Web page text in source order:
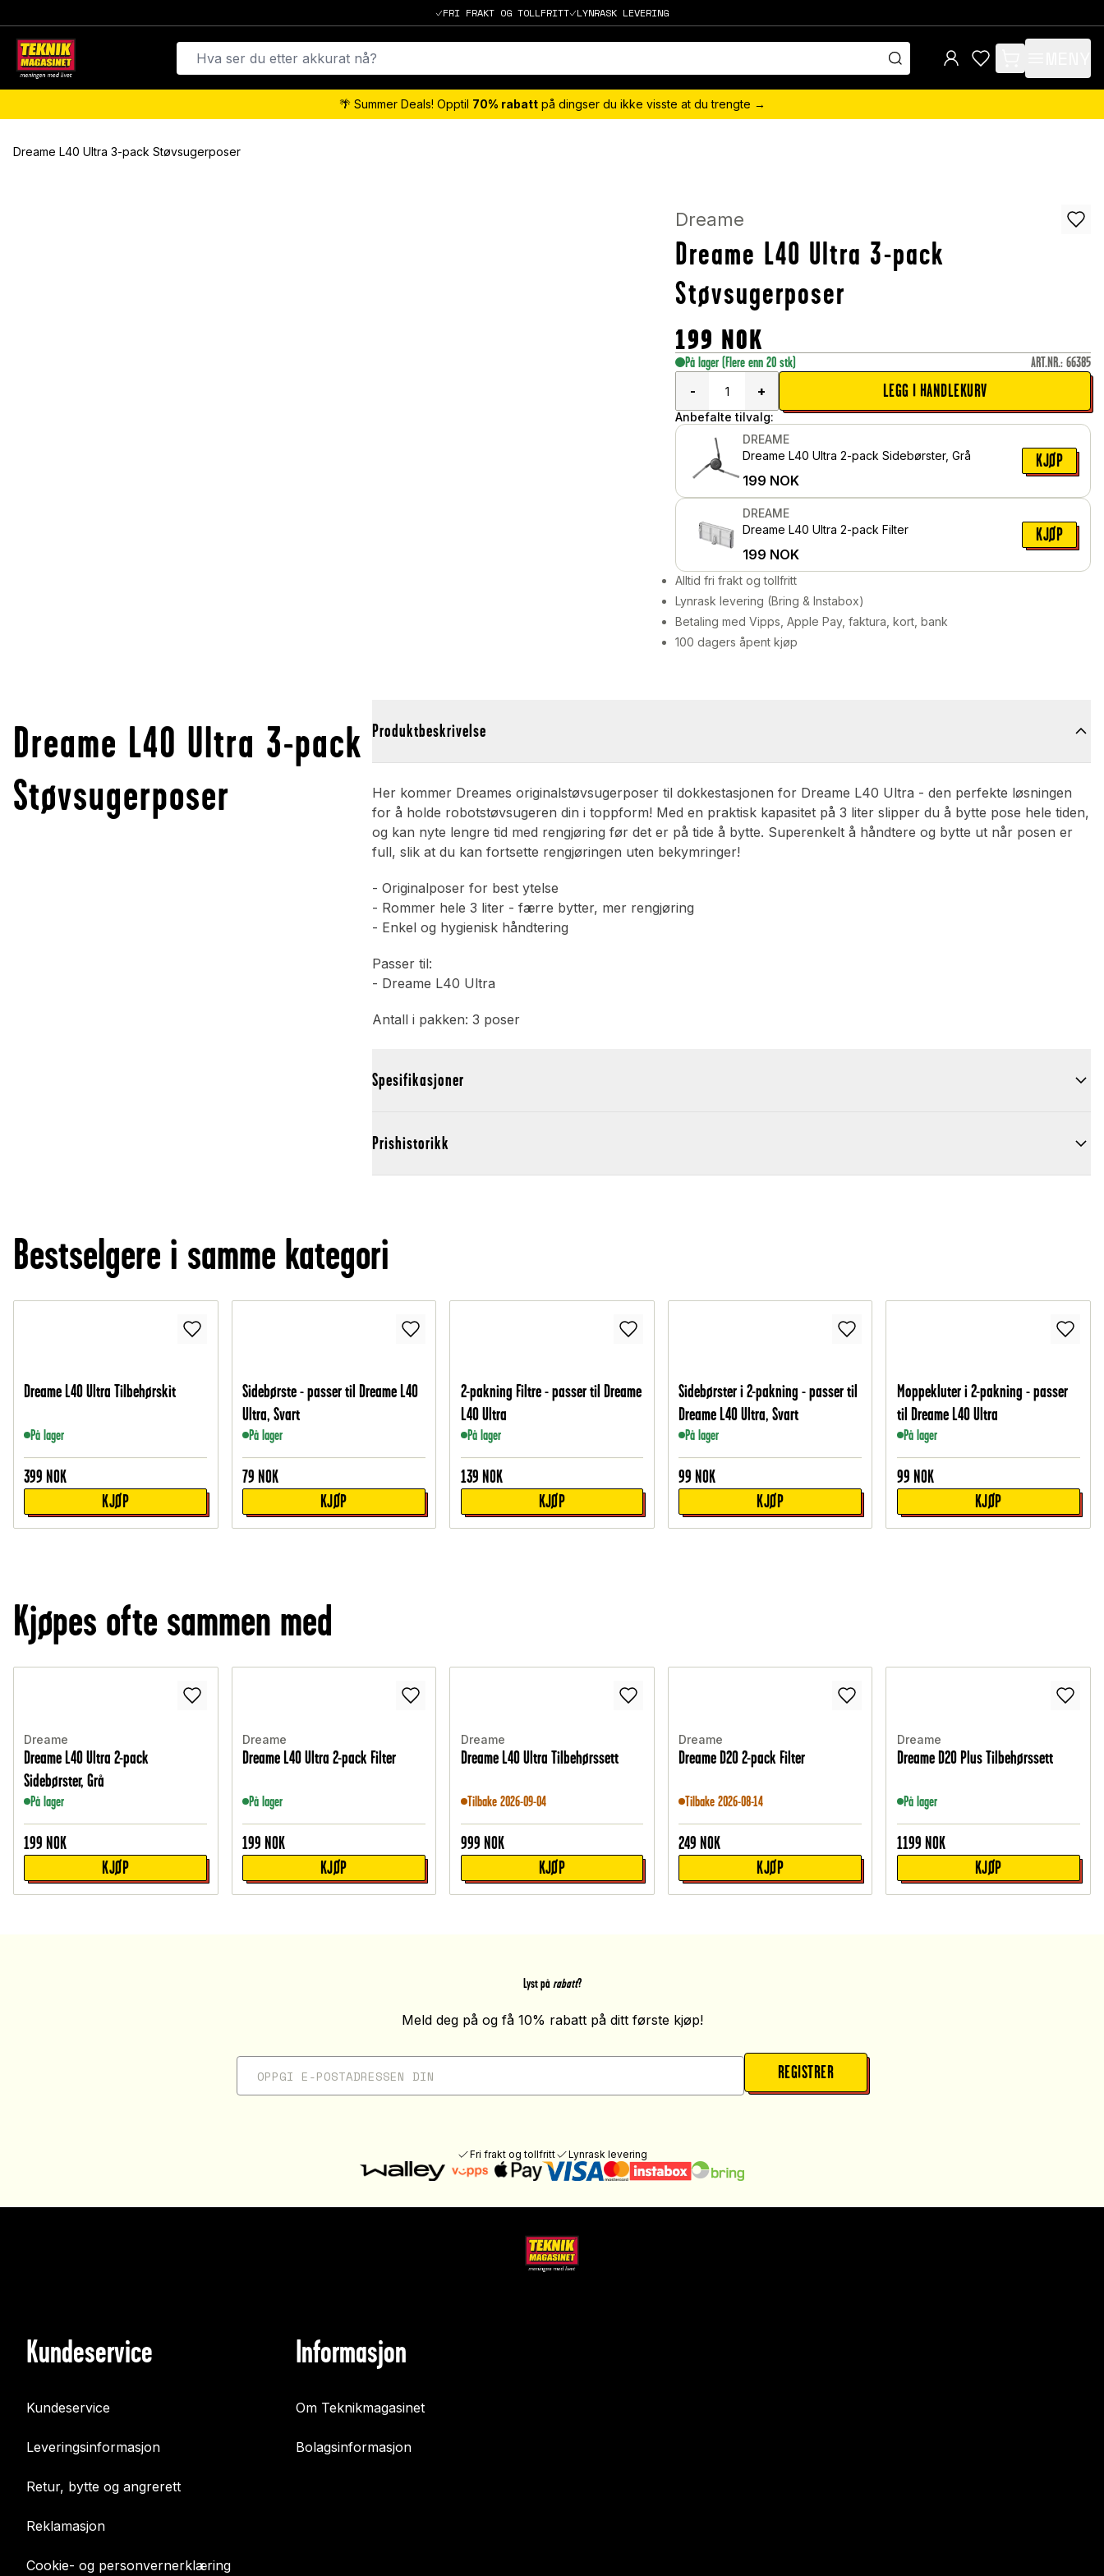
FRI FRAKT OG TOLLFRITT LYNRASK LEVERING
items in cart, view
🌴 Summer Deals! Opptil 70% rabattpå dingser du ikke visste at du trengte →
Dreame L40 Ultra 3-pack Støvsugerposer
Dreame
Dreame L40 Ultra 3-pack
Støvsugerposer
199 NOK
På lager (Flere enn 20 stk) ART.NR.: 66385
-
+ LEGG I HANDLEKURV
Anbefalte tilvalg:
DREAME
Dreame L40 Ultra 2-pack Sidebørster, Grå
199 NOK
KJØP
DREAME
Dreame L40 Ultra 2-pack Filter
199 NOK
KJØP
Alltid fri frakt og tollfritt
Lynrask levering (Bring & Instabox)
Betaling med Vipps, Apple Pay, faktura, kort, bank
100 dagers åpent kjøp
Dreame L40 Ultra 3-pack
Støvsugerposer
Produktbeskrivelse
Her kommer Dreames originalstøvsugerposer til dokkestasjonen for Dreame L40 Ultra - den perfekte løsningen
for å holde robotstøvsugeren din i toppform! Med en praktisk kapasitet på 3 liter slipper du å bytte pose hele tiden,
og kan nyte lengre tid med rengjøring før det er på tide å bytte. Superenkelt å håndtere og bytte ut når posen er
full, slik at du kan fortsette rengjøringen uten bekymringer!
- Originalposer for best ytelse
- Rommer hele 3 liter - færre bytter, mer rengjøring
- Enkel og hygienisk håndtering
Passer til:
- Dreame L40 Ultra
Antall i pakken: 3 poser
Spesifikasjoner
Prishistorikk
Bestselgere i samme kategori
Dreame L40 Ultra Tilbehørskit
På lager
399 NOK
KJØP
Sidebørste - passer til Dreame L40
Ultra, Svart
På lager
79 NOK
KJØP
2-pakning Filtre - passer til Dreame
L40 Ultra
På lager
139 NOK
KJØP
Sidebørster i 2-pakning - passer til
Dreame L40 Ultra, Svart
På lager
99 NOK
KJØP
Moppekluter i 2-pakning - passer
til Dreame L40 Ultra
På lager
99 NOK
KJØP
Kjøpes ofte sammen med
Dreame
Dreame L40 Ultra 2-pack
Sidebørster, Grå
På lager
199 NOK
KJØP
Dreame
Dreame L40 Ultra 2-pack Filter
På lager
199 NOK
KJØP
Dreame
Dreame L40 Ultra Tilbehørssett
Tilbake 2026-09-04
999 NOK
KJØP
Dreame
Dreame D20 2-pack Filter
Tilbake 2026-08-14
249 NOK
KJØP
Dreame
Dreame D20 Plus Tilbehørssett
På lager
1199 NOK
KJØP
Lyst på rabatt?
Meld deg på og få 10% rabatt på ditt første kjøp!
REGISTRER
Fri frakt og tollfritt Lynrask levering
Kundeservice
Kundeservice
Leveringsinformasjon
Retur, bytte og angrerett
Reklamasjon
Cookie- og personvernerklæring
Informasjon
Om Teknikmagasinet
Bolagsinformasjon